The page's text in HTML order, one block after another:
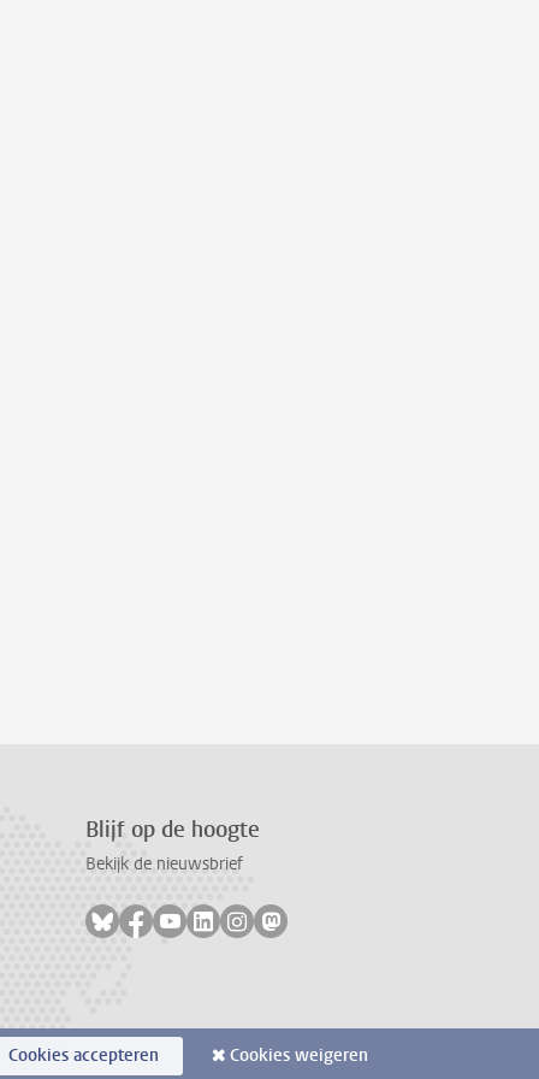
Blijf op de hoogte
Bekijk de nieuwsbrief
Volg ons op bluesky
Volg ons op facebook
Volg ons op youtube
Volg ons op linkedin
Volg ons op instagram
Volg ons op mastodon
Cookies accepteren Cookies weigeren